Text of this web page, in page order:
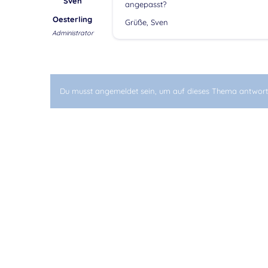
Oesterling
Administrator
angepasst?
Grüße, Sven
Du musst angemeldet sein, um auf dieses Thema